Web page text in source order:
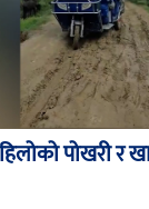
पोखरी र